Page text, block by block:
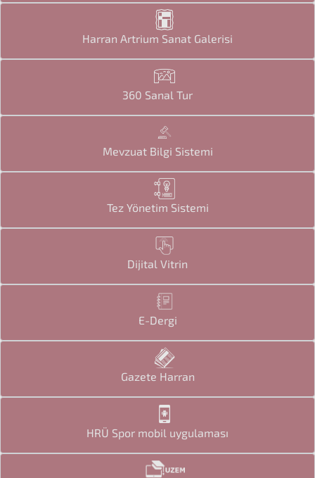
Harran Artrium Sanat Galerisi
360 Sanal Tur
Mevzuat Bilgi Sistemi
Tez Yönetim Sistemi
Dijital Vitrin
E-Dergi
Gazete Harran
HRÜ Spor mobil uygulaması